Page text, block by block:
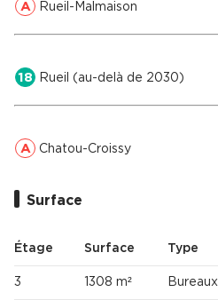
A Rueil-Malmaison
18 Rueil (au-delà de 2030)
A Chatou-Croissy
Surface
Étage Surface Type
3 1308 m² Bureaux